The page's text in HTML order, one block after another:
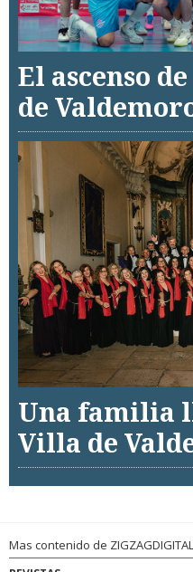
El ascenso
de
Una familia
Villa de
Mas contenido de